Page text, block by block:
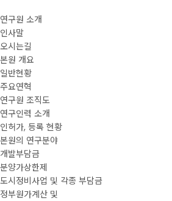
연구원 소개
인사말
오시는길
본원 개요
일반현황
주요연혁
연구원 조직도
연구인력 소개
인허가, 등록 현황
본원의 연구분야
개발부담금
분양가상한제
도시정비사업 및 각종 부담금
정부원가계산 및